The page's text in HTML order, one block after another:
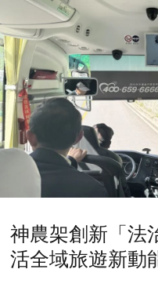
神農架創新「法
活全域旅遊新動